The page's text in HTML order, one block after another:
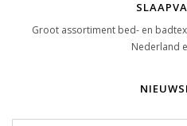
Groot assortiment bed- en
Nederland